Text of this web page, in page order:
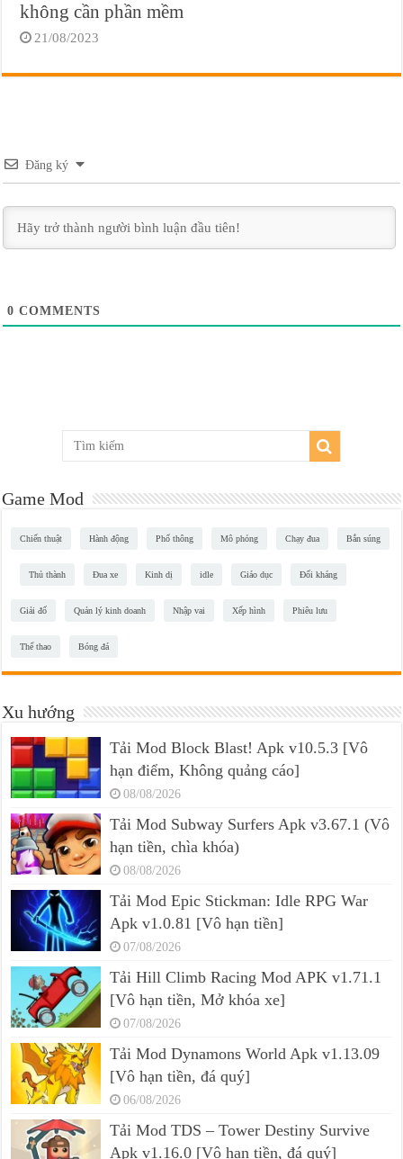
không cần phần mềm
21/08/2023
Đăng ký
0 COMMENTS
Game Mod
Chiến thuật Hành động Phổ thông Mô phỏng Chạy đua Bắn súng
Thủ thành Đua xe Kinh dị idle Giáo dục Đối kháng
Giải đố Quản lý kinh doanh Nhập vai Xếp hình Phiêu lưu
Thể thao Bóng đá
Xu hướng
Tải Mod Block Blast! Apk v10.5.3 [Vô
hạn điểm, Không quảng cáo]
08/08/2026
Tải Mod Subway Surfers Apk v3.67.1 (Vô
hạn tiền, chìa khóa)
08/08/2026
Tải Mod Epic Stickman: Idle RPG War
Apk v1.0.81 [Vô hạn tiền]
07/08/2026
Tải Hill Climb Racing Mod APK v1.71.1
[Vô hạn tiền, Mở khóa xe]
07/08/2026
Tải Mod Dynamons World Apk v1.13.09
[Vô hạn tiền, đá quý]
06/08/2026
Tải Mod TDS – Tower Destiny Survive
Apk v1.16.0 [Vô hạn tiền, đá quý]